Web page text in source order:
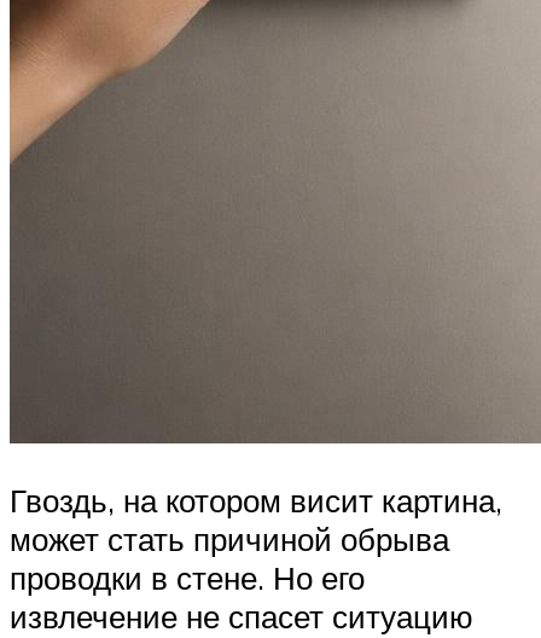
Гвоздь, на котором висит картина,
может стать причиной обрыва
проводки в стене. Но его
извлечение не спасет ситуацию